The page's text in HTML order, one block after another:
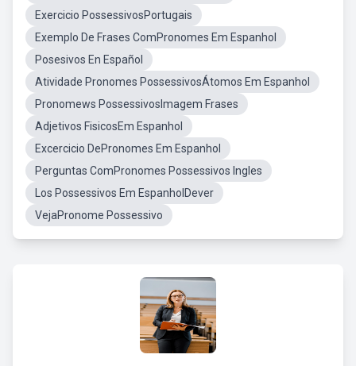
Exercicio PossessivosPortugais
Exemplo De Frases ComPronomes Em Espanhol
Posesivos En Español
Atividade Pronomes PossessivosÁtomos Em Espanhol
Pronomews PossessivosImagem Frases
Adjetivos FisicosEm Espanhol
Excercicio DePronomes Em Espanhol
Perguntas ComPronomes Possessivos Ingles
Los Possessivos Em EspanholDever
VejaPronome Possessivo